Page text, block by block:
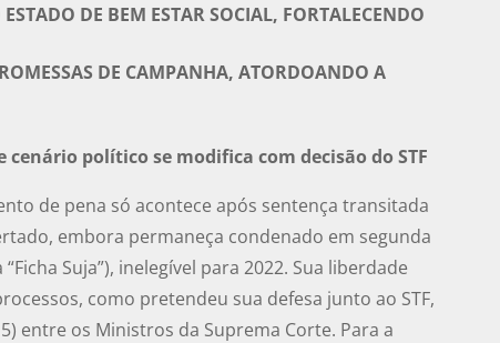
DE BEM ESTAR SOCIAL, FORTALECENDO
DE CAMPANHA, ATORDOANDO A
político se modifica com decisão do STF
de pena só acontece após sentença transitada
embora permaneça condenado em segunda
Suja”), inelegível para 2022. Sua liberdade
como pretendeu sua defesa junto ao STF,
entre os Ministros da Suprema Corte. Para a